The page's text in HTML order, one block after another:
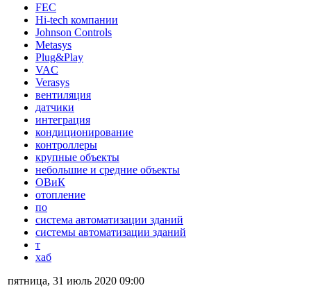
FEC
Hi-tech компании
Johnson Controls
Metasys
Plug&Play
VAC
Verasys
вентиляция
датчики
интеграция
кондиционирование
контроллеры
крупные объекты
небольшие и средние объекты
ОВиК
отопление
по
система автоматизации зданий
системы автоматизации зданий
т
хаб
пятница, 31 июль 2020 09:00